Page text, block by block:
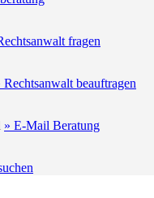
fragen
Rechtsanwalt beauftragen
» E-Mail Beratung